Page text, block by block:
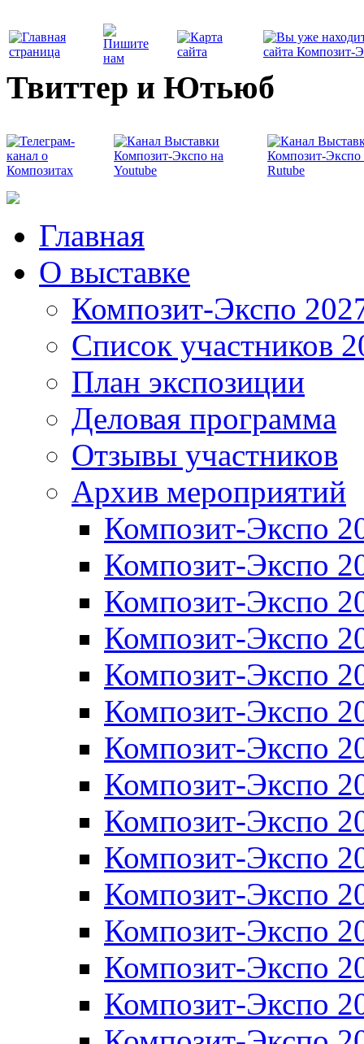
Твиттер и Ютьюб
Главная
О выставке
Композит-Экспо
Список участников
План экспозиции
Деловая программа
Отзывы участников
Архив мероприятий
Композит-Экспо
Композит-Экспо
Композит-Экспо
Композит-Экспо
Композит-Экспо
Композит-Экспо
Композит-Экспо
Композит-Экспо
Композит-Экспо
Композит-Экспо
Композит-Экспо
Композит-Экспо
Композит-Экспо
Композит-Экспо